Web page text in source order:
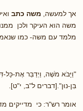
אך למעשה, משה כתב
משה הוא העיקר ולכן
מלמד עם משה- כמו
"וַיָּבֹא מֹשֶׁה, וַיְדַבֵּר אֶת-
בִּן-נוּן".[דברים ל"ב, י"ט].
אומר רש"ר: כי מדייקים